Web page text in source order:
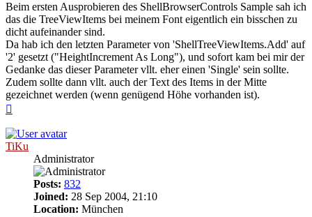
Beim ersten Ausprobieren des ShellBrowserControls Sample sah ich
das die TreeViewItems bei meinem Font eigentlich ein bisschen zu
dicht aufeinander sind.
Da hab ich den letzten Parameter von 'ShellTreeViewItems.Add' auf
'2' gesetzt ("HeightIncrement As Long"), und sofort kam bei mir der
Gedanke das dieser Parameter vllt. eher einen 'Single' sein sollte.
Zudem sollte dann vllt. auch der Text des Items in der Mitte
gezeichnet werden (wenn genügend Höhe vorhanden ist).
TiKu
Administrator
Posts: 832
Joined: 28 Sep 2004, 21:10
Location: München